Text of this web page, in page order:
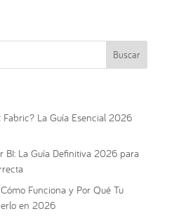
La Guía Esencial 2026
BI: La Guía Definitiva 2026 para
Funciona y Por Qué Tu
en 2026